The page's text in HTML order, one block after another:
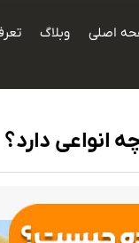
اصلی وبلاگ
انواعی دارد؟